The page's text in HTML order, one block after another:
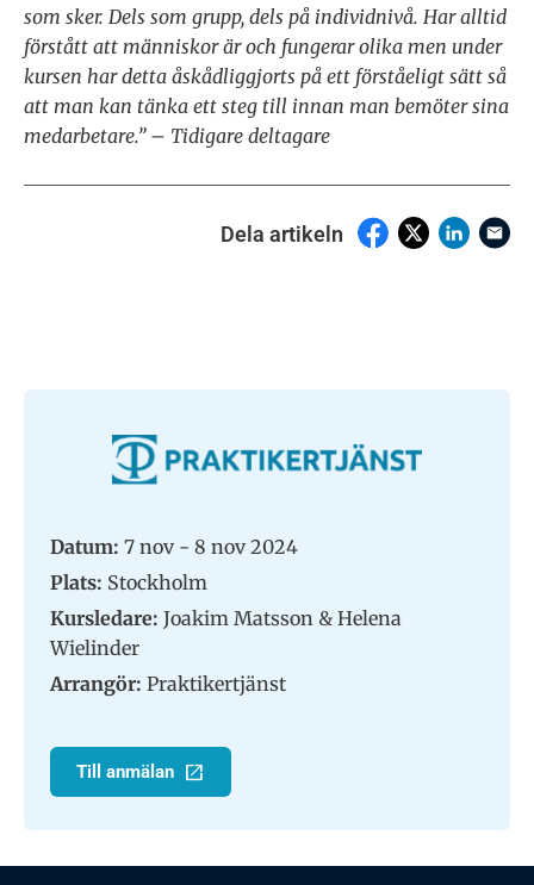
som sker. Dels som grupp, dels på individnivå. Har alltid
förstått att människor är och fungerar olika men under
kursen har detta åskådliggjorts på ett förståeligt sätt så
att man kan tänka ett steg till innan man bemöter sina
medarbetare.” – Tidigare deltagare
Dela artikeln
Datum: 7 nov - 8 nov 2024
Plats: Stockholm
Kursledare: Joakim Matsson & Helena
Wielinder
Arrangör: Praktikertjänst
Till anmälan